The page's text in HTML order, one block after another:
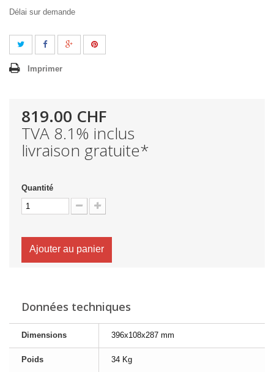
Délai sur demande
Imprimer
819.00 CHF
TVA 8.1% inclus
livraison gratuite*
Quantité
Ajouter au panier
Données techniques
Dimensions 396x108x287 mm
Poids 34 Kg